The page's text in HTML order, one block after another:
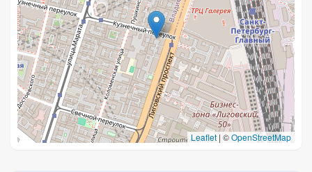
Leaflet | ©OpenStreetMap